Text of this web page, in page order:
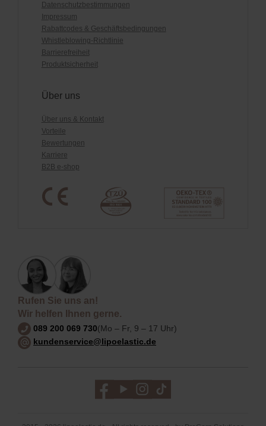
Datenschutzbestimmungen
Impressum
Rabattcodes & Geschäftsbedingungen
Whistleblowing-Richtlinie
Barrierefreiheit
Produktsicherheit
Über uns
Über uns & Kontakt
Vorteile
Bewertungen
Karriere
B2B e-shop
Rufen Sie uns an!
Wir helfen Ihnen gerne.
089 200 069 730(Mo – Fr, 9 – 17 Uhr)
kundenservice@lipoelastic.de